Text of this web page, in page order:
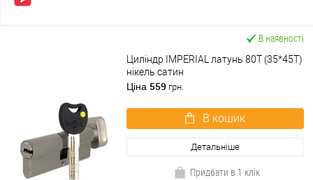
В наявності
Циліндр IMPERIAL латунь 80T (35*45T)
нікель сатин
Ціна 559 грн.
В кошик
Детальніше
Придбати в 1 клік